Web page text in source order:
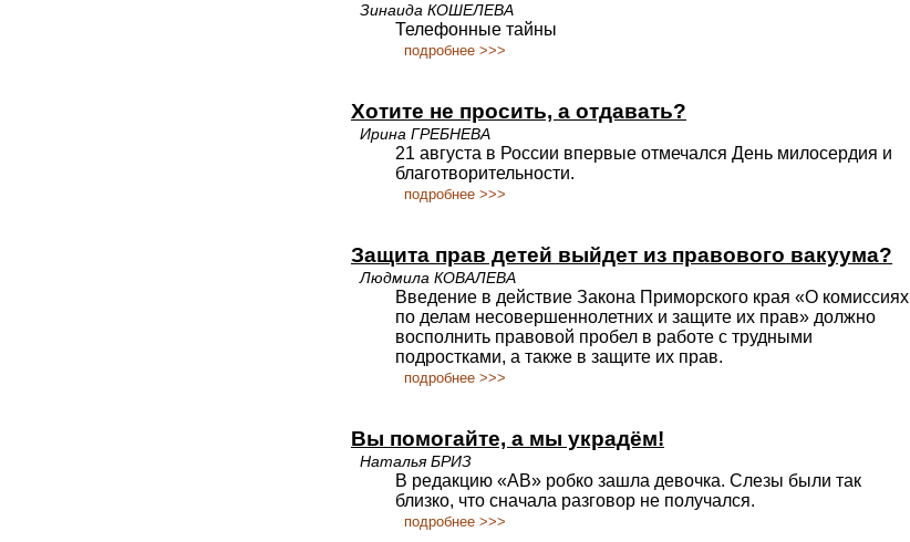
Зинаида КОШЕЛЕВА
Телефонные тайны
подробнее >>>
Хотите не просить, а отдавать?
Ирина ГРЕБНЕВА
21 августа в России впервые отмечался День милосердия и
благотворительности.
подробнее >>>
Защита прав детей выйдет из правового вакуума?
Людмила КОВАЛЕВА
Введение в действие Закона Приморского края «О комиссиях
по делам несовершеннолетних и защите их прав» должно
восполнить правовой пробел в работе с трудными
подростками, а также в защите их прав.
подробнее >>>
Вы помогайте, а мы украдём!
Наталья БРИЗ
В редакцию «АВ» робко зашла девочка. Слезы были так
близко, что сначала разговор не получался.
подробнее >>>